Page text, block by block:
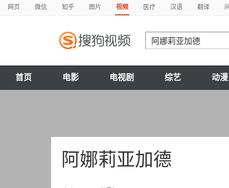
网页 微信 知乎 图片 视频 医疗 汉语 翻译
首页 电影 电视剧 综艺 动漫
阿娜莉亚加德